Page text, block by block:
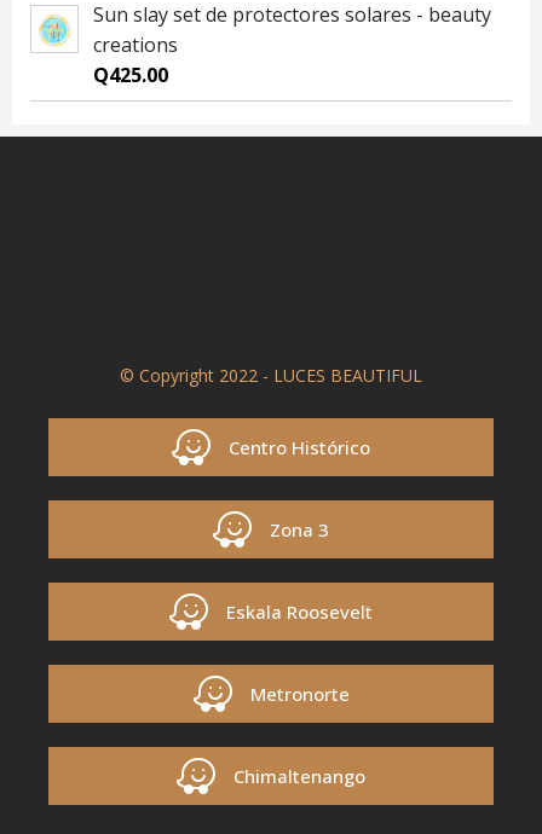
Sun slay set de protectores solares - beauty
creations
Q425.00
© Copyright 2022 - LUCES BEAUTIFUL
Centro Histórico
Zona 3
Eskala Roosevelt
Metronorte
Chimaltenango